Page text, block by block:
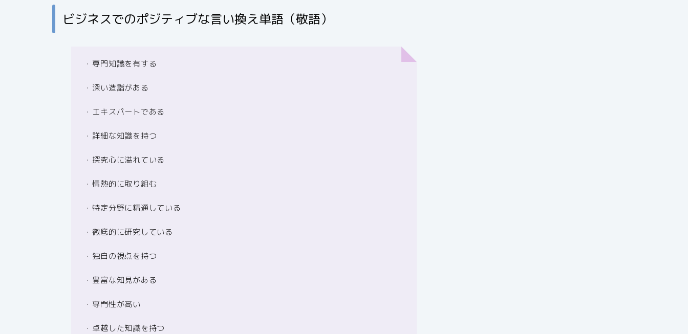
ビジネスでのポジティブな言い換え単語（敬語）
・専門知識を有する
・深い造詣がある
・エキスパートである
・詳細な知識を持つ
・探究心に溢れている
・情熱的に取り組む
・特定分野に精通している
・徹底的に研究している
・独自の視点を持つ
・豊富な知見がある
・専門性が高い
・卓越した知識を持つ